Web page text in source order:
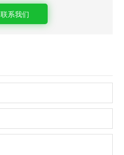
联系我们